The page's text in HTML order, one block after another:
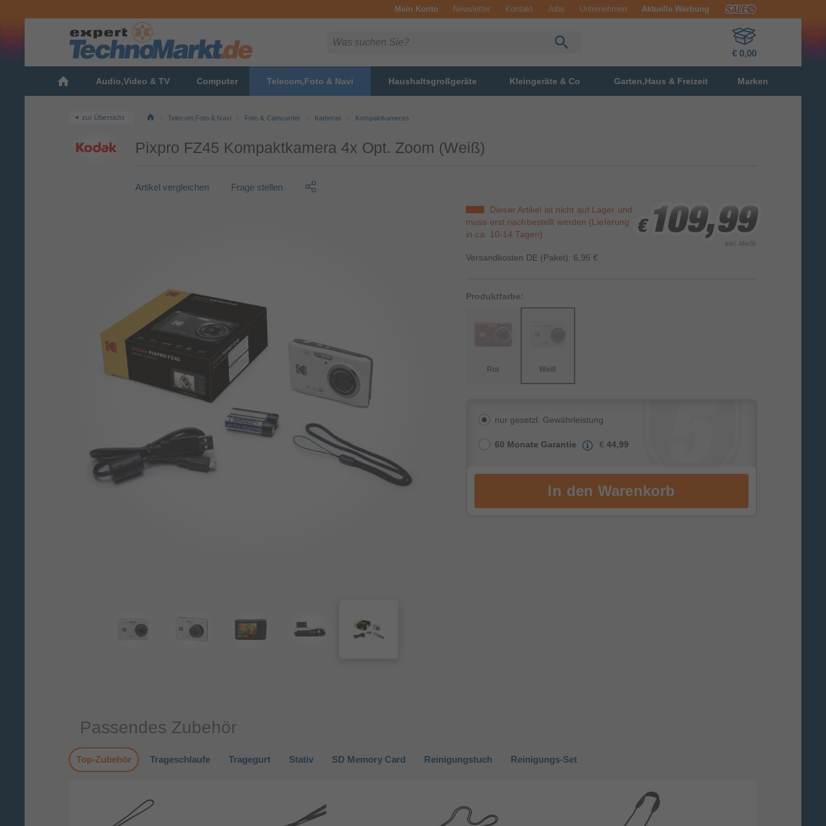
Mein Konto Newsletter Kontakt Jobs Unternehmen Aktuelle Werbung
€ 0,00
Audio,Video & TV Computer Telecom,Foto & Navi Haushaltsgroßgeräte Kleingeräte & Co Garten,Haus & Freizeit Marken
zur Übersicht Telecom,Foto & Navi Foto & Camcorder Kameras Kompaktkameras
Pixpro FZ45 Kompaktkamera 4x Opt. Zoom (Weiß)
Artikel vergleichen Frage stellen
Dieser Artikel ist nicht auf Lager und
muss erst nachbestellt werden (Lieferung
in ca. 10-14 Tagen)
Versandkosten DE (Paket): 6,95 €
€109,99
€109,99
€109,99
inkl. MwSt.
Produktfarbe:
Rot Weiß
nur gesetzl. Gewährleistung
60 Monate Garantie € 44,99
Passendes Zubehör
Top-Zubehör Trageschlaufe Tragegurt Stativ SD Memory Card Reinigungstuch Reinigungs-Set